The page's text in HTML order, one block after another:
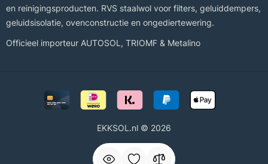
en reinigingsproducten. RVS staalwol voor filters, geluiddempers,
geluidsisolatie, ovenconstructie en ongediertewering.
Officieel importeur AUTOSOL , TRIOMF & Metalino
EKKSOL.nl © 2026